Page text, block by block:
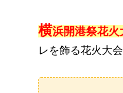
横浜開港祭花火
レを飾る花火大会